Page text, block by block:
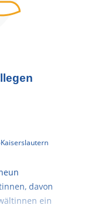
Kaiserslautern
davon
ein